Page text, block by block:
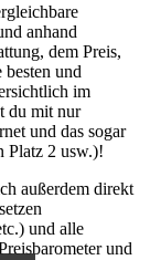
anhand
dem Preis,
besten und
im
du mit nur
und das sogar
Platz 2 usw.)!
außerdem direkt
und alle
und